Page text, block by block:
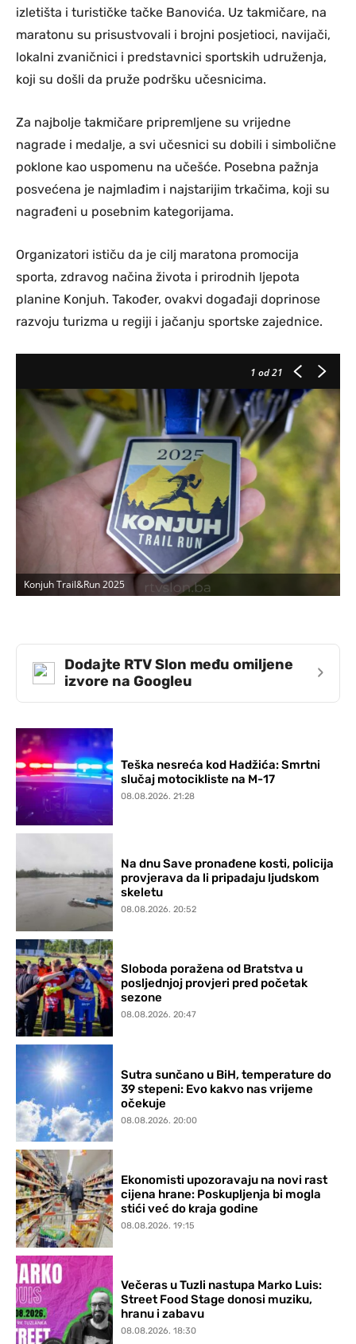
izletišta i turističke tačke Banovića. Uz takmičare, na
maratonu su prisustvovali i brojni posjetioci, navijači,
lokalni zvaničnici i predstavnici sportskih udruženja,
koji su došli da pruže podršku učesnicima.
Za najbolje takmičare pripremljene su vrijedne
nagrade i medalje, a svi učesnici su dobili i simbolične
poklone kao uspomenu na učešće. Posebna pažnja
posvećena je najmlađim i najstarijim trkačima, koji su
nagrađeni u posebnim kategorijama.
Organizatori ističu da je cilj maratona promocija
sporta, zdravog načina života i prirodnih ljepota
planine Konjuh. Također, ovakvi događaji doprinose
razvoju turizma u regiji i jačanju sportske zajednice.
1 od 21
Konjuh Trail&Run 2025
Dodajte RTV Slon među omiljene
izvore na Googleu
›
Teška nesreća kod Hadžića: Smrtni
slučaj motocikliste na M-17
08.08.2026. 21:28
Na dnu Save pronađene kosti, policija
provjerava da li pripadaju ljudskom
skeletu
08.08.2026. 20:52
Sloboda poražena od Bratstva u
posljednjoj provjeri pred početak
sezone
08.08.2026. 20:47
Sutra sunčano u BiH, temperature do
39 stepeni: Evo kakvo nas vrijeme
očekuje
08.08.2026. 20:00
Ekonomisti upozoravaju na novi rast
cijena hrane: Poskupljenja bi mogla
stići već do kraja godine
08.08.2026. 19:15
Večeras u Tuzli nastupa Marko Luis:
Street Food Stage donosi muziku,
hranu i zabavu
08.08.2026. 18:30